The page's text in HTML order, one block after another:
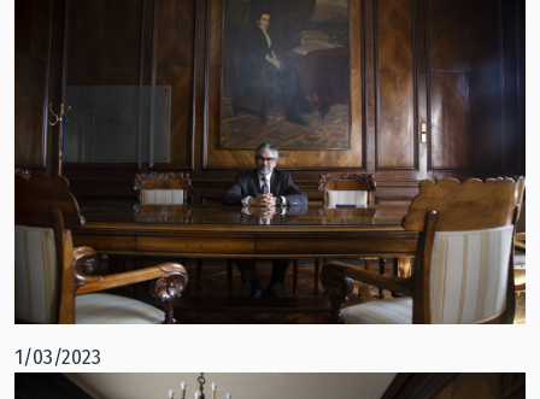
1/03/2023